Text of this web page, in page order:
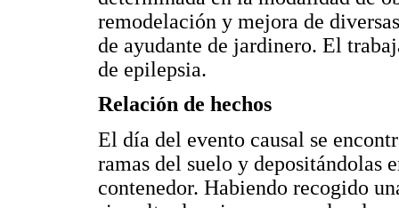
remodelación y mejora de
de ayudante de jardinero. El
de epilepsia.
Relación de hechos
El día del evento causal se
ramas del suelo y depositándolas
contenedor. Habiendo recogido